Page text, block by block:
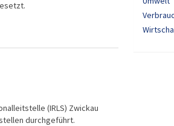
(IRLS) Zwickau
durchgeführt.